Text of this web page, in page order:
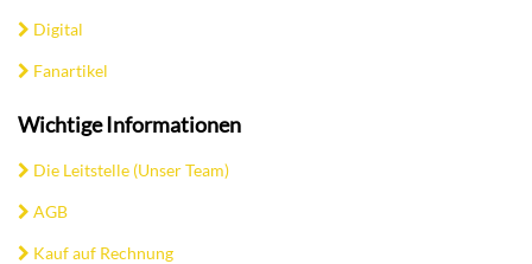
Digital
Fanartikel
Wichtige Informationen
Die Leitstelle (Unser Team)
AGB
Kauf auf Rechnung